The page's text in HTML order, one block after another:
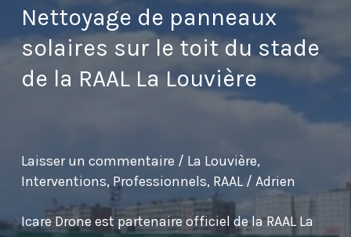
copropriété
à
Fernelmont
Nettoyage de panneaux
solaires sur le toit du stade
de la RAAL La Louvière
Laisser un commentaire / La Louvière,
Interventions, Professionnels, RAAL/ Adrien
Icare Drone est partenaire officiel de la RAAL La